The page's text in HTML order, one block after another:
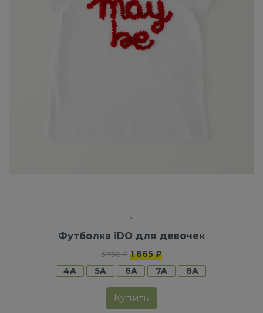
Футболка iDO для девочек
3 730 ₽ 1 865 ₽
4A
5A 6A 7A 8A
Купить